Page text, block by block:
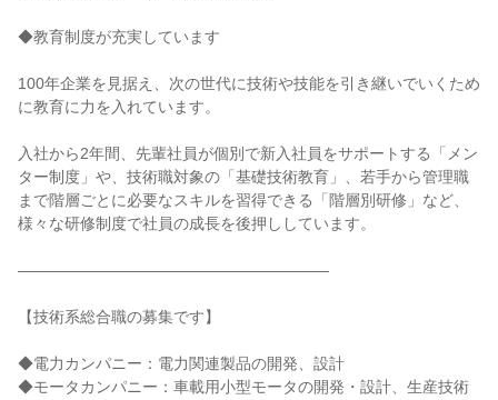
◆教育制度が充実しています
100年企業を見据え、次の世代に技術や技能を引き継いでいくため
に教育に力を入れています。
入社から2年間、先輩社員が個別で新入社員をサポートする「メン
ター制度」や、技術職対象の「基礎技術教育」、若手から管理職
まで階層ごとに必要なスキルを習得できる「階層別研修」など、
様々な研修制度で社員の成長を後押ししています。
――――――――――――――――――――
【技術系総合職の募集です】
◆電力カンパニー：電力関連製品の開発、設計
◆モータカンパニー：車載用小型モータの開発・設計、生産技術